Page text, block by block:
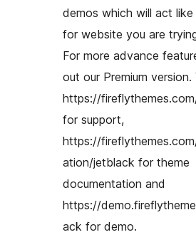
demos which will act like
for website you are
For more advance
out our Premium version.
https://
for support,
https://
ation/jetblack for theme
documentation and
https://
ack for demo.